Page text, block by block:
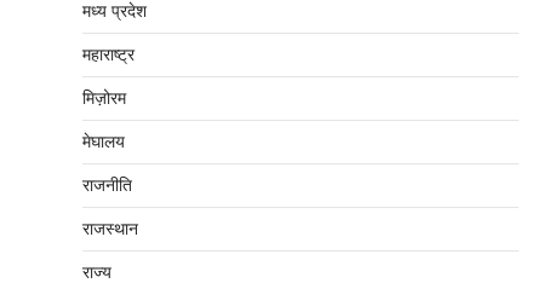
मध्‍य प्रदेश
महाराष्‍ट्र
मिज़ोरम
मेघालय
राजनीति
राजस्थान
राज्य